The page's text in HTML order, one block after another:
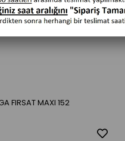
FIRSAT MAXI 152